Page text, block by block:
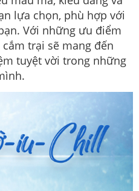
lựa chọn, phù hợp với
Với những ưu điểm
trại sẽ mang đến
tuyệt vời trong những